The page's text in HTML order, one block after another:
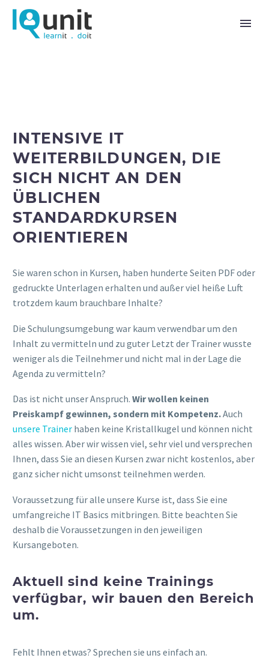
INTENSIVE IT
WEITERBILDUNGEN, DIE
SICH NICHT AN DEN
ÜBLICHEN
STANDARDKURSEN
ORIENTIEREN
Sie waren schon in Kursen, haben hunderte Seiten PDF oder
gedruckte Unterlagen erhalten und außer viel heiße Luft
trotzdem kaum brauchbare Inhalte?
Die Schulungsumgebung war kaum verwendbar um den
Inhalt zu vermitteln und zu guter Letzt der Trainer wusste
weniger als die Teilnehmer und nicht mal in der Lage die
Agenda zu vermitteln?
Das ist nicht unser Anspruch. Wir wollen keinen
Preiskampf gewinnen, sondern mit Kompetenz.Auch
unsere Trainer haben keine Kristallkugel und können nicht
alles wissen. Aber wir wissen viel, sehr viel und versprechen
Ihnen, dass Sie an diesen Kursen zwar nicht kostenlos, aber
ganz sicher nicht umsonst teilnehmen werden.
Voraussetzung für alle unsere Kurse ist, dass Sie eine
umfangreiche IT Basics mitbringen. Bitte beachten Sie
deshalb die Voraussetzungen in den jeweiligen
Kursangeboten.
Aktuell sind keine Trainings
verfügbar, wir bauen den Bereich
um.
Fehlt Ihnen etwas? Sprechen sie uns einfach an.